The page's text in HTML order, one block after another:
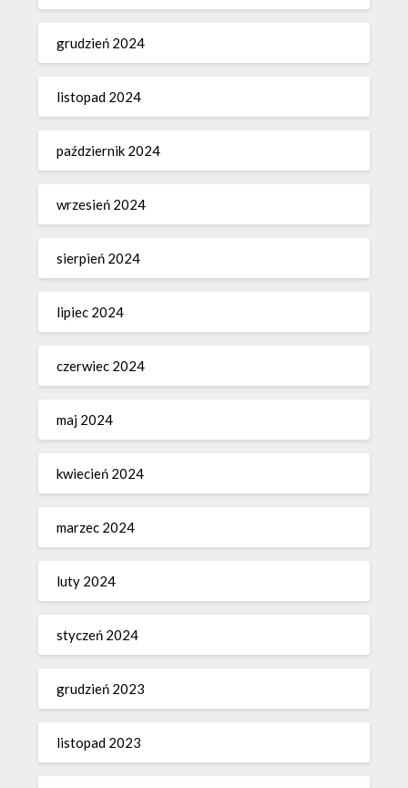
grudzień 2024
listopad 2024
październik 2024
wrzesień 2024
sierpień 2024
lipiec 2024
czerwiec 2024
maj 2024
kwiecień 2024
marzec 2024
luty 2024
styczeń 2024
grudzień 2023
listopad 2023